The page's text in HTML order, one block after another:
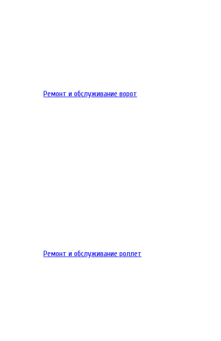
Ремонт и обслуживание ворот
Ремонт и обслуживание роллет